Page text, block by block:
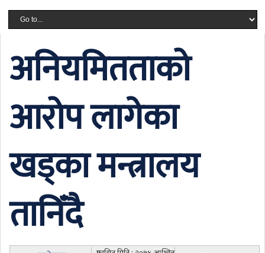
अनियमितताको
आरोप लागेका
खड्का मन्त्रालय
तानिँदै